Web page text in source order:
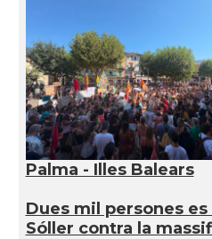
Palma - Illes Balears
Dues mil persones
Sóller contra la